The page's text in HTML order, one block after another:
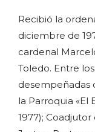
Recibió la
diciembre de
cardenal
Toledo. Entre
desempeñadas
la Parroquia «El
1977);